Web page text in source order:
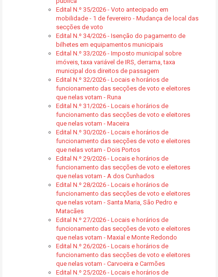
Edital N.º 35/2026 - Voto antecipado em
mobilidade - 1 de fevereiro - Mudança de local das
secções de voto
Edital N.º 34/2026 - Isenção do pagamento de
bilhetes em equipamentos municipais
Edital N.º 33/2026 - Imposto municipal sobre
imóveis, taxa variável de IRS, derrama, taxa
municipal dos direitos de passagem
Edital N.º 32/2026 - Locais e horários de
funcionamento das secções de voto e eleitores
que nelas votam - Runa
Edital N.º 31/2026 - Locais e horários de
funcionamento das secções de voto e eleitores
que nelas votam - Maceira
Edital N.º 30/2026 - Locais e horários de
funcionamento das secções de voto e eleitores
que nelas votam - Dois Portos
Edital N.º 29/2026 - Locais e horários de
funcionamento das secções de voto e eleitores
que nelas votam - A dos Cunhados
Edital N.º 28/2026 - Locais e horários de
funcionamento das secções de voto e eleitores
que nelas votam - Santa Maria, São Pedro e
Matacães
Edital N.º 27/2026 - Locais e horários de
funcionamento das secções de voto e eleitores
que nelas votam - Maxial e Monte Redondo
Edital N.º 26/2026 - Locais e horários de
funcionamento das secções de voto e eleitores
que nelas votam - Carvoeira e Carmões
Edital N.º 25/2026 - Locais e horários de